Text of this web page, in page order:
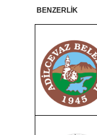
BENZERLİK